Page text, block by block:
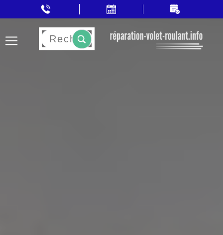
Rechercher